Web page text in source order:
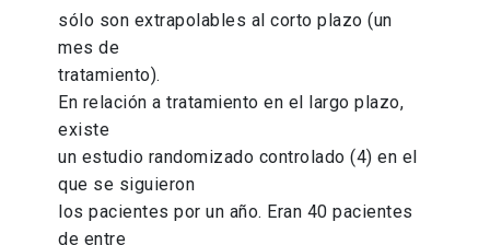
sólo son extrapolables al corto plazo (un
mes de
tratamiento).
En relación a tratamiento en el largo plazo,
existe
un estudio randomizado controlado (4) en el
que se siguieron
los pacientes por un año. Eran 40 pacientes
de entre